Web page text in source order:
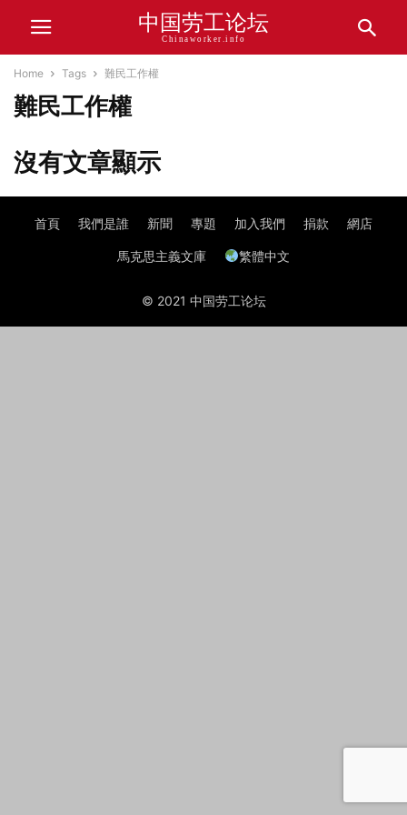
中国劳工论坛
Chinaworker.info
Home Tags 難民工作權
難民工作權
沒有文章顯示
首頁 我們是誰 新聞 專題 加入我們 捐款 網店
馬克思主義文庫 繁體中文
© 2021 中国劳工论坛